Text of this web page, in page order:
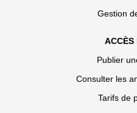
Gestion
ACCÈS
Publier
Consulter les
Tarifs de